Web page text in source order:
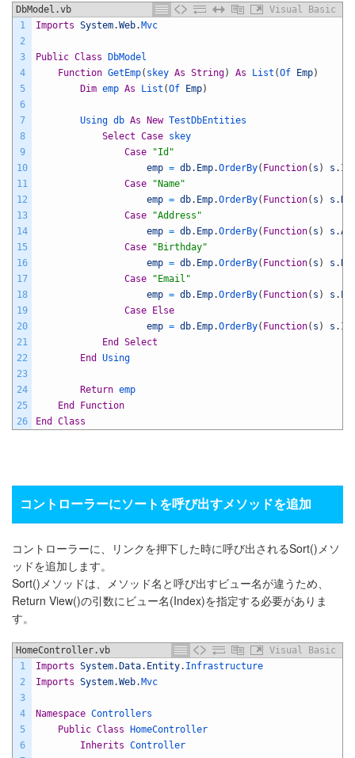
DbModel.vb
Visual Basic
1
2
3
4
5
6
7
8
9
10
11
12
13
14
15
16
17
18
19
20
21
22
23
24
25
26
Imports System.Web. Mvc
Public Class
DbModel
Function GetEmp( skey As String) As List (Of Emp)
Dim emp As List (Of Emp)
Using db As New TestDbEntities
Select Case skey
Case
"Id"
emp = db. Emp.OrderBy( Function( s ) s . Id
Case
"Name"
emp = db. Emp.OrderBy( Function( s ) s .
Case
"Address"
emp = db. Emp.OrderBy( Function( s ) s .
Case
"Birthday"
emp = db. Emp.OrderBy( Function( s ) s .
Case
"Email"
emp = db. Emp.OrderBy( Function( s ) s .
Case
Else
emp = db. Emp.OrderBy( Function( s ) s . Id
End
Select
End
Using
Return emp
End
Function
End
Class
コントローラーにソートを呼び出すメソッドを追加
コントローラーに、リンクを押下した時に呼び出されるSort()メソ
ッドを追加します。
Sort()メソッドは、メソッド名と呼び出すビュー名が違うため、
Return View()の引数にビュー名(Index)を指定する必要がありま
す。
HomeController.vb
Visual Basic
1
2
3
4
5
6
Imports System. Data. Entity. Infrastructure
Imports System.Web. Mvc
Namespace Controllers
Public Class
HomeController
Inherits Controller